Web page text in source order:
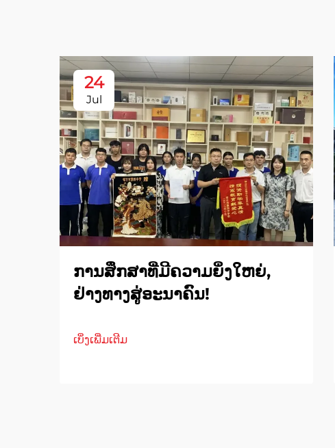
24
Jul
ການສຶກສາທີ່ມີຄວາມຍິ່ງໃຫຍ່,
ຢ່າງທາງສູ່ອະນາຄົນ!
ເບິ່ງເພີ່ມເຕີມ